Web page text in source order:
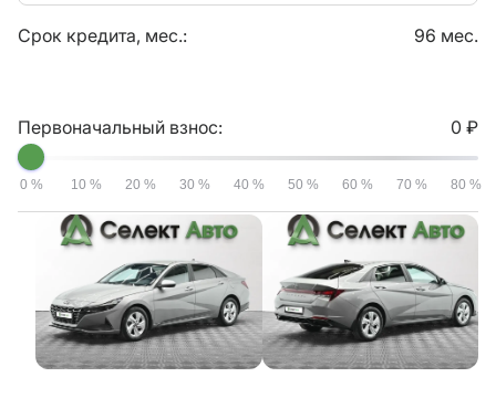
Срок кредита, мес.: 96 мес.
Первоначальный взнос: 0 ₽
0 % 10 % 20 % 30 % 40 % 50 % 60 % 70 % 80 %